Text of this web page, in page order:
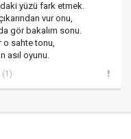
yüzü fark etmek.
vur onu,
gör bakalım sonu.
o sahte tonu,
asıl oyunu.
(1)